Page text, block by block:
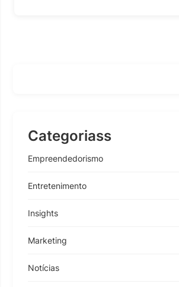
Categoriass
Empreendedorismo
Entretenimento
Insights
Marketing
Notícias